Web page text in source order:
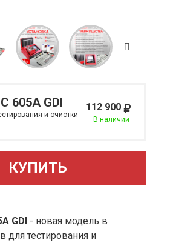
605A GDI
и очистки
112 900
В наличии
КУПИТЬ
GDI - новая модель в
для тестирования и